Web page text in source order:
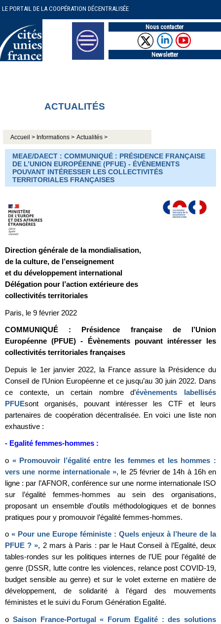
LE PORTAIL DE LA COOPÉRATION DÉCENTRALISÉE
Nous contacter
Newsletter
ACTUALITÉS
Accueil > Informations > Actualités >
MEAE/DAECT : COMMUNIQUÉ : PRÉSIDENCE FRANÇAISE
DE L’UNION EUROPÉENNE (PFUE) - ÉVÈNEMENTS
POUVANT INTÉRESSER LES COLLECTIVITÉS
TERRITORIALES FRANÇAISES
Direction générale de la mondialisation,
de la culture, de l’enseignement
et du développement international
Délégation pour l’action extérieure des
collectivités territoriales
Paris, le 9 février 2022
COMMUNIQUÉ : Présidence française de l’Union
Européenne (PFUE) - Évènements pouvant intéresser les
collectivités territoriales françaises
Depuis le 1er janvier 2022, la France assure la Présidence du
Conseil de l’Union Européenne et ce jusqu’au 30 juin 2022. Dans
ce contexte, un certain nombre d’évènements labellisés
PFUEsont organisés, pouvant intéresser les CTF et leurs
partenaires de coopération décentralisée. En voici une liste non
exhaustive :
- Egalité femmes-hommes :
o « Promouvoir l’égalité entre les femmes et les hommes :
vers une norme internationale », le 25 février de 14h à 16h en
ligne : par l’AFNOR, conférence sur une norme internationale ISO
sur l’égalité femmes-hommes au sein des organisations,
proposant un ensemble d’outils méthodologiques et de bonnes
pratiques pour y promouvoir l’égalité femmes-hommes.
o « Pour une Europe féministe : Quels enjeux à l’heure de la
PFUE ? », 2 mars à Paris : par le Haut Conseil à l’Egalité, deux
tables-rondes sur les politiques internes de l’UE pour l’égalité de
genre (DSSR, lutte contre les violences, relance post COVID-19,
budget sensible au genre) et sur le volet externe en matière de
développement, de solidarité à l’égard des mouvements
féministes et le suivi du Forum Génération Egalité.
o Saison France-Portugal « Forum Egalité : des solutions